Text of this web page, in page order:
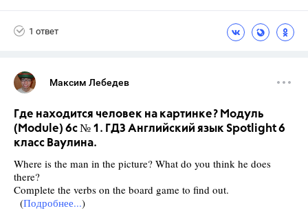
1 ответ
Максим Лебедев
Где находится человек на картинке? Модуль
(Module) 6c № 1. ГДЗ Английский язык Spotlight 6
класс Ваулина.
Where is the man in the picture? What do you think he does
there?
Complete the verbs on the board game to find out.
(Подробнее...)